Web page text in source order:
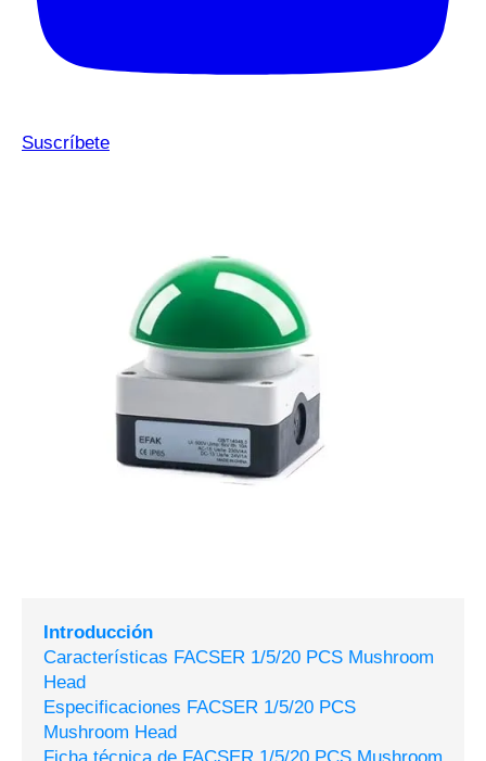
Suscríbete
Introducción
Características FACSER 1/5/20 PCS Mushroom
Head
Especificaciones FACSER 1/5/20 PCS
Mushroom Head